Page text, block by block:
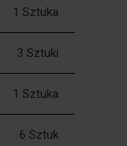
1 Sztuka
3 Sztuki
1 Sztuka
6 Sztuk